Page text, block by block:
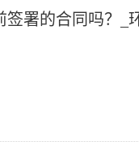
署的合同吗？_